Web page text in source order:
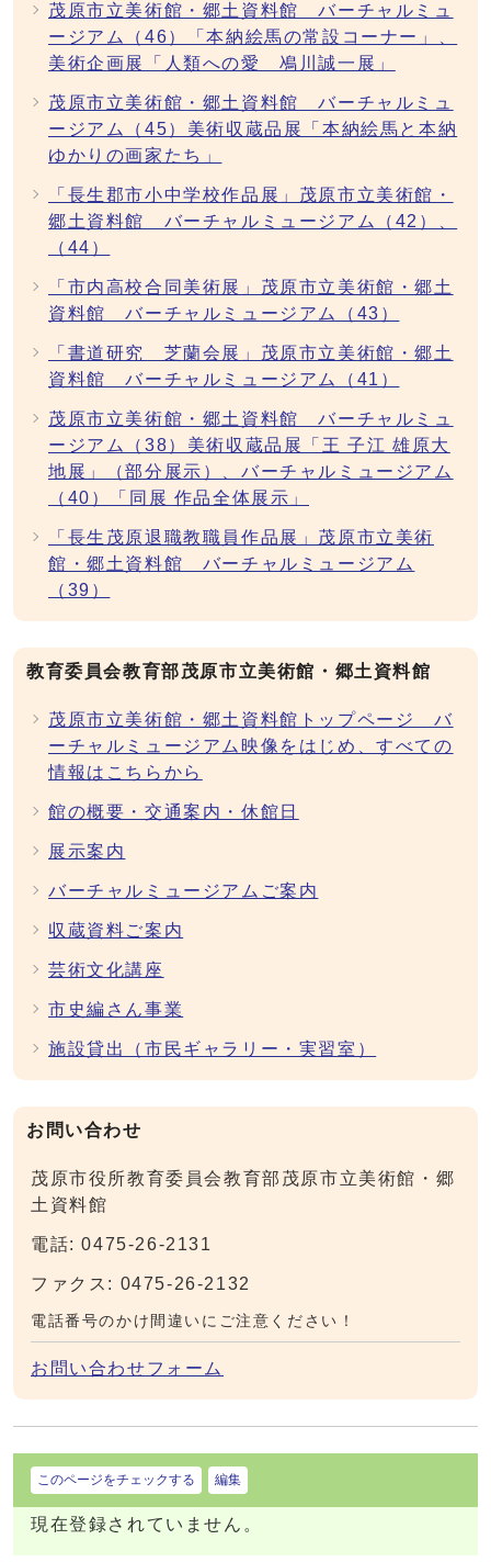
茂原市立美術館・郷土資料館 バーチャルミュ
ージアム（46）「本納絵馬の常設コーナー」、
美術企画展「人類への愛 鳰川誠一展」
茂原市立美術館・郷土資料館 バーチャルミュ
ージアム（45）美術収蔵品展「本納絵馬と本納
ゆかりの画家たち」
「長生郡市小中学校作品展」茂原市立美術館・
郷土資料館 バーチャルミュージアム（42）、
（44）
「市内高校合同美術展」茂原市立美術館・郷土
資料館 バーチャルミュージアム（43）
「書道研究 芝蘭会展」茂原市立美術館・郷土
資料館 バーチャルミュージアム（41）
茂原市立美術館・郷土資料館 バーチャルミュ
ージアム（38）美術収蔵品展「王 子江 雄原大
地展」（部分展示）、バーチャルミュージアム
（40）「同展 作品全体展示」
「長生茂原退職教職員作品展」茂原市立美術
館・郷土資料館 バーチャルミュージアム
（39）
教育委員会教育部茂原市立美術館・郷土資料館
茂原市立美術館・郷土資料館トップページ バ
ーチャルミュージアム映像をはじめ、すべての
情報はこちらから
館の概要・交通案内・休館日
展示案内
バーチャルミュージアムご案内
収蔵資料ご案内
芸術文化講座
市史編さん事業
施設貸出（市民ギャラリー・実習室）
お問い合わせ
茂原市役所教育委員会教育部茂原市立美術館・郷
土資料館
電話: 0475-26-2131
ファクス: 0475-26-2132
電話番号のかけ間違いにご注意ください！
お問い合わせフォーム
このページをチェックする 編集
現在登録されていません。